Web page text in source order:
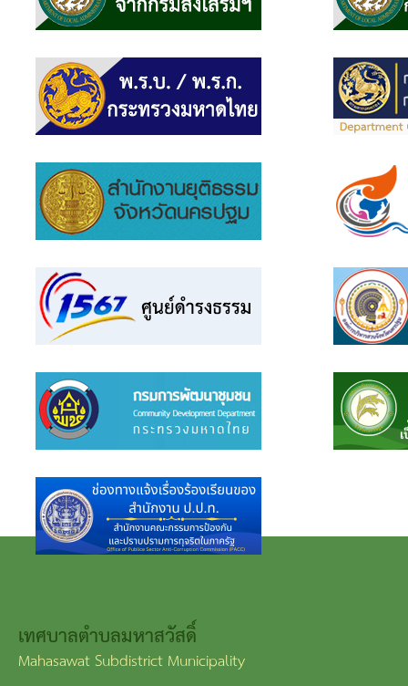
แบบสอบถาม
ความพึง
พอใจ
ติดต่อ
เทศบาลตำบลมหาสวัสดิ์
Mahasawat Subdistrict Municipality